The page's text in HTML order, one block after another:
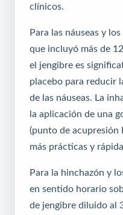
clínicos.
Para las náuseas y
que incluyó más de
el jengibre es
placebo para reducir
de las náuseas. La
la aplicación de una
(punto de acupresión
más prácticas y
Para la hinchazón y
en sentido horario
de jengibre diluido al